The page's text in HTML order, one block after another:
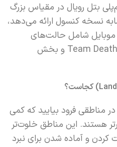
بتل رویال در مقیاس بزرگ
نسخه کنسول ارائه می‌دهد،
موبایل شامل حالت‌های
متنوع‌تری مانند Team Deathmatch و بخش
مناطقی فرود بیایید که کمی
هستند. این مناطق خلوت‌تر
و آماده شدن برای نبرد